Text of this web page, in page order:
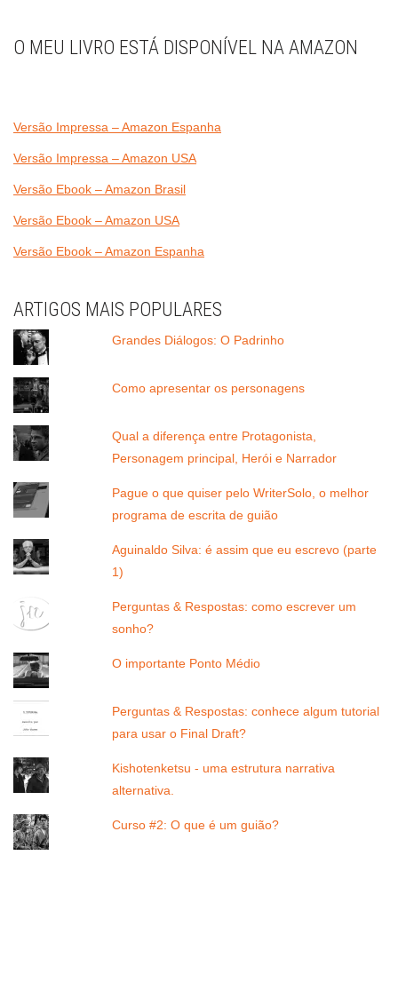
O MEU LIVRO ESTÁ DISPONÍVEL NA AMAZON
Versão Impressa – Amazon Espanha
Versão Impressa – Amazon USA
Versão Ebook – Amazon Brasil
Versão Ebook – Amazon USA
Versão Ebook – Amazon Espanha
ARTIGOS MAIS POPULARES
Grandes Diálogos: O Padrinho
Como apresentar os personagens
Qual a diferença entre Protagonista,
Personagem principal, Herói e Narrador
Pague o que quiser pelo WriterSolo, o melhor
programa de escrita de guião
Aguinaldo Silva: é assim que eu escrevo (parte
1)
Perguntas & Respostas: como escrever um
sonho?
O importante Ponto Médio
Perguntas & Respostas: conhece algum tutorial
para usar o Final Draft?
Kishotenketsu - uma estrutura narrativa
alternativa.
Curso #2: O que é um guião?